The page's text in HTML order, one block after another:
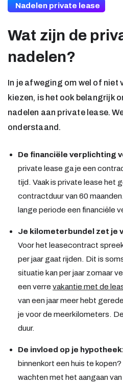
Nadelen private lease
Wat zijn de
nadelen?
In je afweging om wel of niet
kiezen, is het ook belangrijk
nadelen aan private lease.
onderstaand.
De financiële verplichting
private lease ga je een
tijd. Vaak is private lease het
contractduur van 60
lange periode een financiële
Je kilometerbundel zet je
Voor het leasecontract
per jaar gaat rijden. Dit is
situatie kan per jaar zomaar
een verre vakantie met de
van een jaar meer hebt
je voor de meerkilometers.
duur.
De invloed op je
binnenkort een huis te
wachten met het aangaan